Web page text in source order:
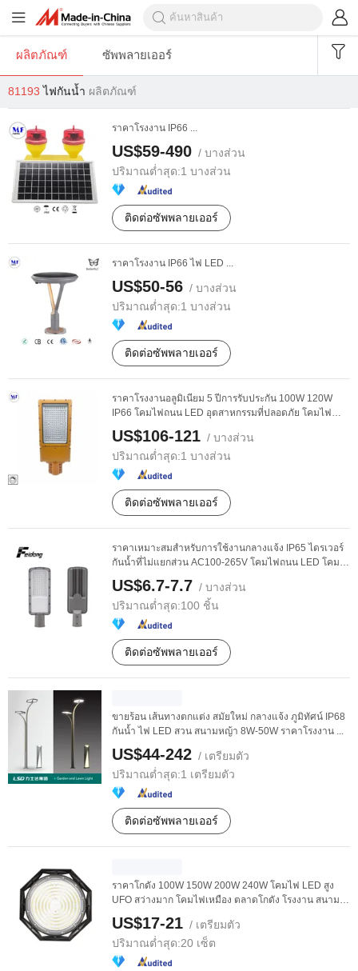
ผลิตภัณฑ์ ซัพพลายเออร์
81193 ไฟกันน้ำ ผลิตภัณฑ์
ราคาโรงงาน IP66 ...
US$59-490 / บางส่วน
ปริมาณต่ำสุด:1 บางส่วน
ติดต่อซัพพลายเออร์
ราคาโรงงาน IP66 ไฟ LED ...
US$50-56 / บางส่วน
ปริมาณต่ำสุด:1 บางส่วน
ติดต่อซัพพลายเออร์
ราคาโรงงานอลูมิเนียม 5 ปีการรับประกัน 100W 120W
IP66 โคมไฟถนน LED อุตสาหกรรมที่ปลอดภัย โคมไฟ
LED ...
US$106-121 / บางส่วน
ปริมาณต่ำสุด:1 บางส่วน
ติดต่อซัพพลายเออร์
ราคาเหมาะสมสำหรับการใช้งานกลางแจ้ง IP65 ไดรเวอร์
กันน้ำที่ไม่แยกส่วน AC100-265V โคมไฟถนน LED โคม
ไฟถนน ...
US$6.7-7.7 / บางส่วน
ปริมาณต่ำสุด:100 ชิ้น
ติดต่อซัพพลายเออร์
ขายร้อน เส้นทางตกแต่ง สมัยใหม่ กลางแจ้ง ภูมิทัศน์ IP68
กันน้ำ ไฟ LED สวน สนามหญ้า 8W-50W ราคาโรงงาน ...
US$44-242 / เตรียมตัว
ปริมาณต่ำสุด:1 เตรียมตัว
ติดต่อซัพพลายเออร์
ราคาโกดัง 100W 150W 200W 240W โคมไฟ LED สูง
UFO สว่างมาก โคมไฟเหมือง ตลาดโกดัง โรงงาน สนาม
กีฬา โรงรถ ...
US$17-21 / เตรียมตัว
ปริมาณต่ำสุด:20 เซ็ต